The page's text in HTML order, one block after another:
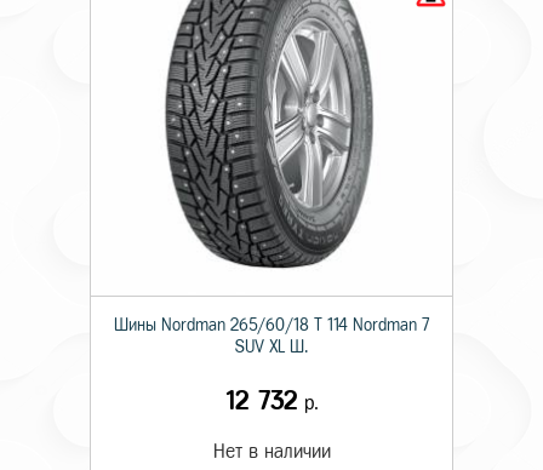
Шины Nordman 265/60/18 T 114 Nordman 7
SUV XL Ш.
12 732 р.
Нет в наличии